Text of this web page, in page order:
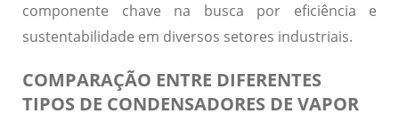
componente chave na busca por eficiência e
sustentabilidade em diversos setores industriais.
COMPARAÇÃO ENTRE DIFERENTES
TIPOS DE CONDENSADORES DE VAPOR